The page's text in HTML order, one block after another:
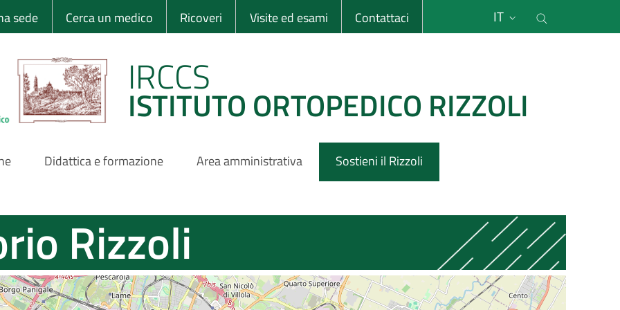
Rizzoli
sede Cerca un medico Ricoveri Visite ed esami Contattaci IT
IRCCS
ISTITUTO ORTOPEDICO RIZZOLI
Didattica e formazione Area amministrativa Sostieni il Rizzoli
Rizzoli